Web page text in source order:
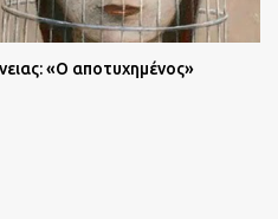
«Ο αποτυχημένος»